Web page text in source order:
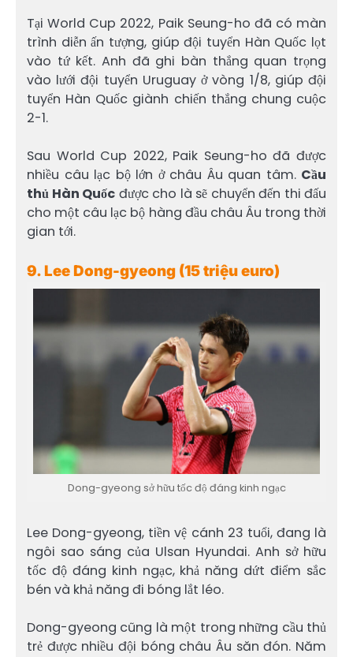
Tại World Cup 2022, Paik Seung-ho đã có màn
trình diễn ấn tượng, giúp đội tuyển Hàn Quốc lọt
vào tứ kết. Anh đã ghi bàn thắng quan trọng
vào lưới đội tuyển Uruguay ở vòng 1/8, giúp đội
tuyển Hàn Quốc giành chiến thắng chung cuộc
2-1.
Sau World Cup 2022, Paik Seung-ho đã được
nhiều câu lạc bộ lớn ở châu Âu quan tâm. Cầu
thủ Hàn Quốc được cho là sẽ chuyển đến thi đấu
cho một câu lạc bộ hàng đầu châu Âu trong thời
gian tới.
9. Lee Dong-gyeong (15 triệu euro)
Dong-gyeong sở hữu tốc độ đáng kinh ngạc
Lee Dong-gyeong, tiền vệ cánh 23 tuổi, đang là
ngôi sao sáng của Ulsan Hyundai. Anh sở hữu
tốc độ đáng kinh ngạc, khả năng dứt điểm sắc
bén và khả năng đi bóng lắt léo.
Dong-gyeong cũng là một trong những cầu thủ
trẻ được nhiều đội bóng châu Âu săn đón. Năm